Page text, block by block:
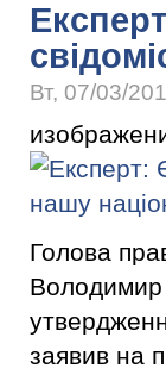
Вт, 07/03/
Голова
Володимир
заявив на